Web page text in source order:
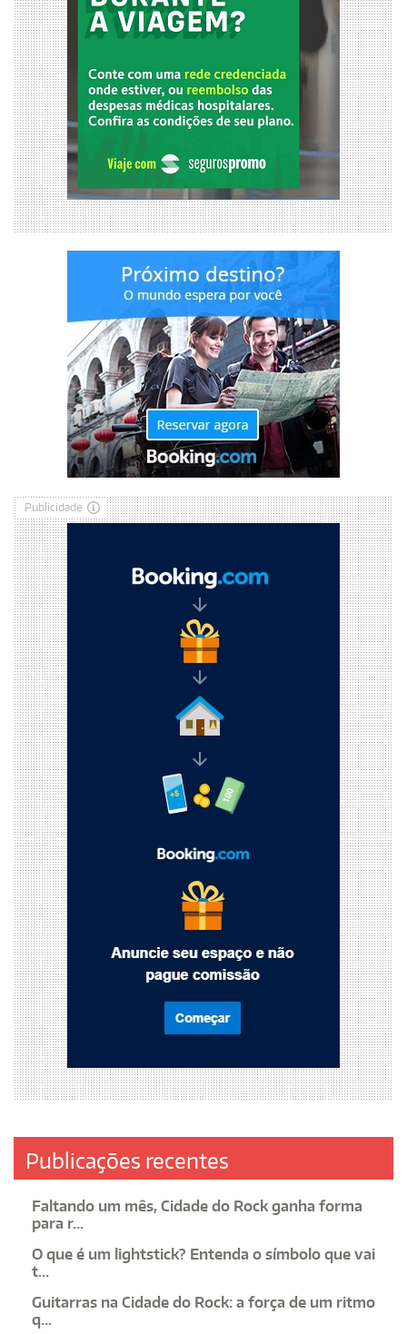
Publicidade
Publicações recentes
Faltando um mês, Cidade do Rock ganha forma
para r...
O que é um lightstick? Entenda o símbolo que vai
t...
Guitarras na Cidade do Rock: a força de um ritmo
q...